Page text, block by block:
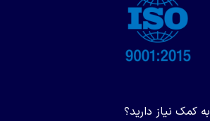
به کمک نیاز دارید؟